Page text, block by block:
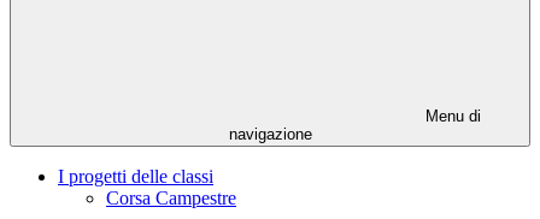
Menu di
navigazione
I progetti delle classi
Corsa Campestre